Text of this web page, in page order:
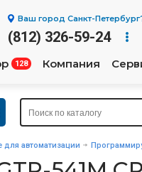
Ваш город Санкт-Петербург
(812) 326-59-24
128 Компания
для автоматизации